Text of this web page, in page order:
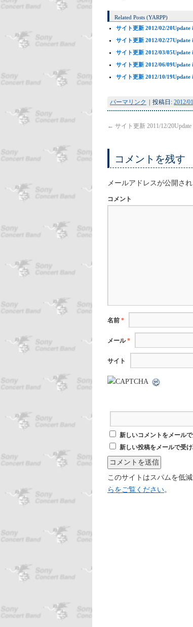
Related Posts (YARPP)
サイト更新 2012/02/20Update
サイト更新 2012/02/27Update
サイト更新 2012/03/05Update
サイト更新 2012/06/09Update
サイト更新 2012/10/19Update
パーマリンク 投稿日: 2012/
← サイト更新 2011/12/20
コメントを残す
メールアドレスが公開さ
コメント
名前 *
メール*
サイト
新しいコメントをメール
新しい投稿をメールで受
このサイトはスパムを低
らをご覧ください。